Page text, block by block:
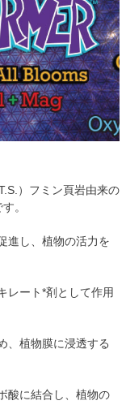
）フミン頁岩由来の
。
進し、植物の活力を
レート*剤として作用
、植物膜に浸透する
酸に結合し、植物の